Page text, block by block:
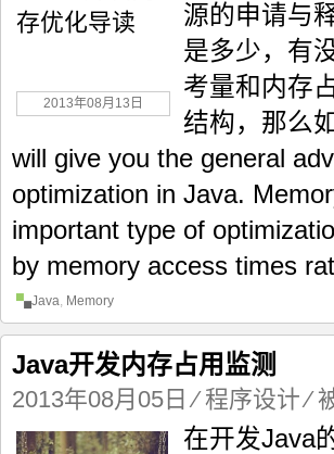
2013年08月13日
源的申请与
是多少，有
考量和内存
结构，那么
will give you the general
optimization in Java.
important type of
by memory access times
Java, Memory
Java开发内存占用监测
2013年08月05日 ⁄程序设计⁄
在开发Java